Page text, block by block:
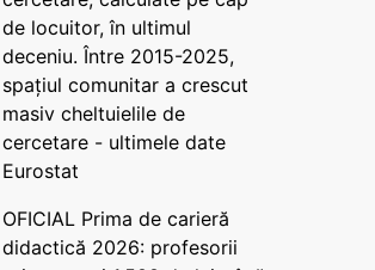
de locuitor, în ultimul
deceniu. Între 2015-2025,
spațiul comunitar a crescut
masiv cheltuielile de
cercetare - ultimele date
Eurostat
OFICIAL Prima de carieră
didactică 2026: profesorii